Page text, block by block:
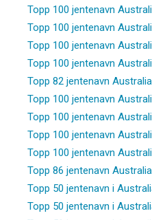
Topp 100 jentenavn
Topp 100 jentenavn
Topp 100 jentenavn
Topp 100 jentenavn
Topp 82 jentenavn
Topp 100 jentenavn
Topp 100 jentenavn
Topp 100 jentenavn
Topp 100 jentenavn
Topp 86 jentenavn
Topp 50 jentenavn i
Topp 50 jentenavn i